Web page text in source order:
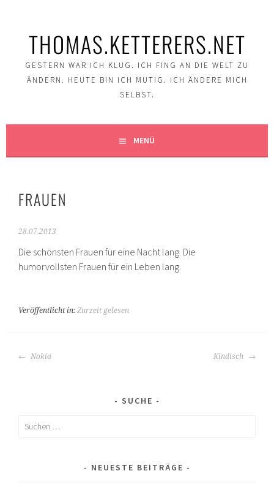
THOMAS.KETTERERS.NET
GESTERN WAR ICH KLUG. ICH FING AN DIE WELT ZU
ÄNDERN. HEUTE BIN ICH MUTIG. ICH ÄNDERE MICH
SELBST.
MENÜ
FRAUEN
28.07.2013
Die schönsten Frauen für eine Nacht lang. Die
humorvollsten Frauen für ein Leben lang.
Veröffentlicht in:Zurzeit gelesen
BEITRAGS-
Nokia Kindisch
SUCHE
Suchen
NEUESTE BEITRÄGE